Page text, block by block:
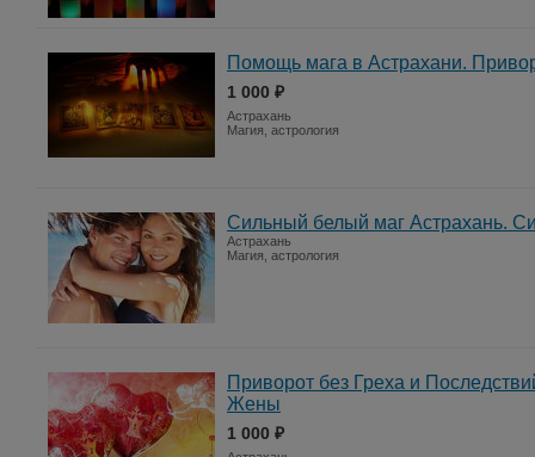
Помощь мага в Астрахани.
1 000 ₽
Астрахань
Магия, астрология
Сильный белый маг Астрахань.
Астрахань
Магия, астрология
Приворот без Греха и
Жены
1 000 ₽